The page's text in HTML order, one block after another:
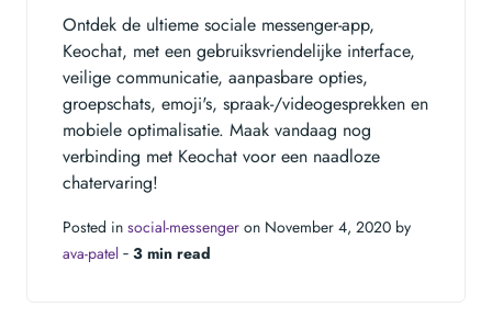
Ontdek de ultieme sociale messenger-app,
Keochat, met een gebruiksvriendelijke interface,
veilige communicatie, aanpasbare opties,
groepschats, emoji's, spraak-/videogesprekken en
mobiele optimalisatie. Maak vandaag nog
verbinding met Keochat voor een naadloze
chatervaring!
Posted in social-messenger on November 4, 2020 by
ava-patel ‐ 3 min read